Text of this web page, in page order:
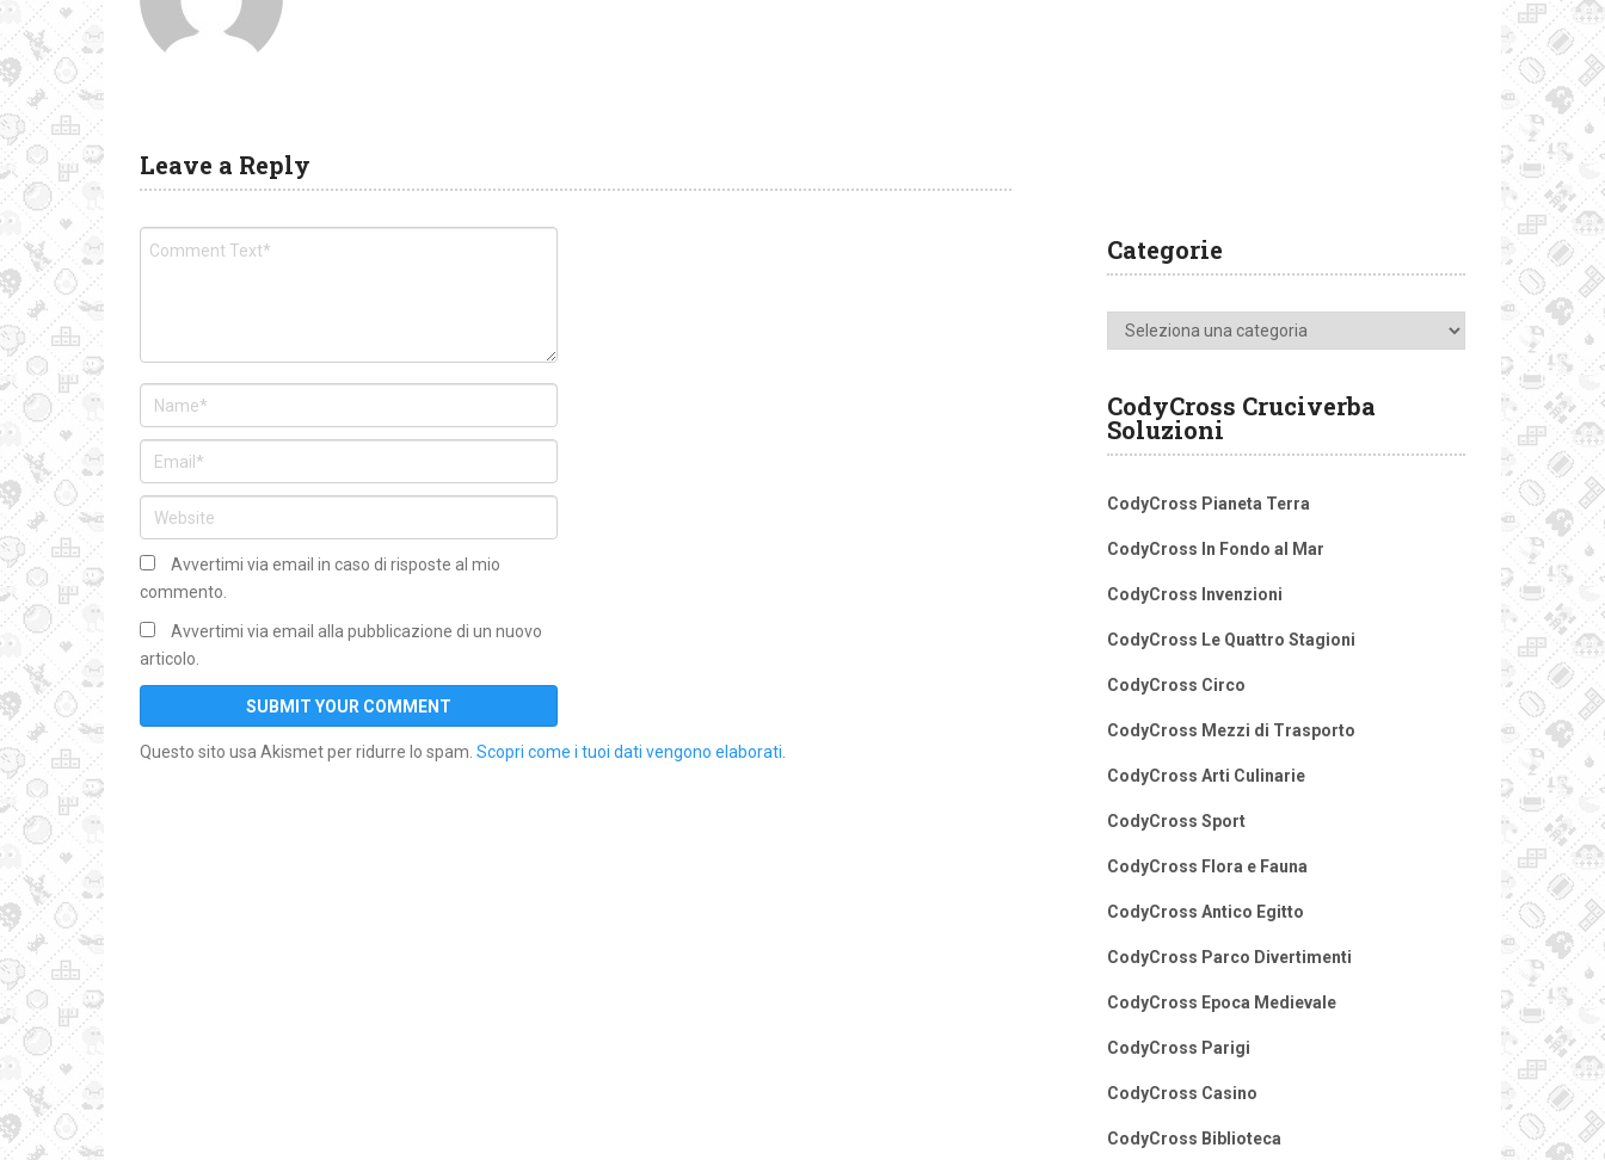
Leave a Reply
Avvertimi via email in caso di risposte al mio
commento.
Avvertimi via email alla pubblicazione di un nuovo
articolo.
Questo sito usa Akismet per ridurre lo spam. Scopri come i tuoi dati vengono elaborati
Categorie
Categorie
CodyCross Cruciverba
Soluzioni
CodyCross Pianeta Terra
CodyCross In Fondo al Mar
CodyCross Invenzioni
CodyCross Le Quattro Stagioni
CodyCross Circo
CodyCross Mezzi di Trasporto
CodyCross Arti Culinarie
CodyCross Sport
CodyCross Flora e Fauna
CodyCross Antico Egitto
CodyCross Parco Divertimenti
CodyCross Epoca Medievale
CodyCross Parigi
CodyCross Casino
CodyCross Biblioteca